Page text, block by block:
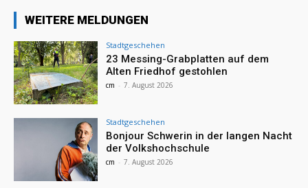
WEITERE MELDUNGEN
Stadtgeschehen
23 Messing-Grabplatten auf dem
Alten Friedhof gestohlen
cm - 7. August 2026
Stadtgeschehen
Bonjour Schwerin in der langen Nacht
der Volkshochschule
cm - 7. August 2026